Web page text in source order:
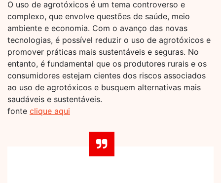
O uso de agrotóxicos é um tema controverso e
complexo, que envolve questões de saúde, meio
ambiente e economia. Com o avanço das novas
tecnologias, é possível reduzir o uso de agrotóxicos e
promover práticas mais sustentáveis e seguras. No
entanto, é fundamental que os produtores rurais e os
consumidores estejam cientes dos riscos associados
ao uso de agrotóxicos e busquem alternativas mais
saudáveis e sustentáveis.
fonte clique aqui